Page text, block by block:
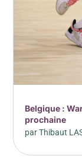
Belgique :
prochaine
parThibaut